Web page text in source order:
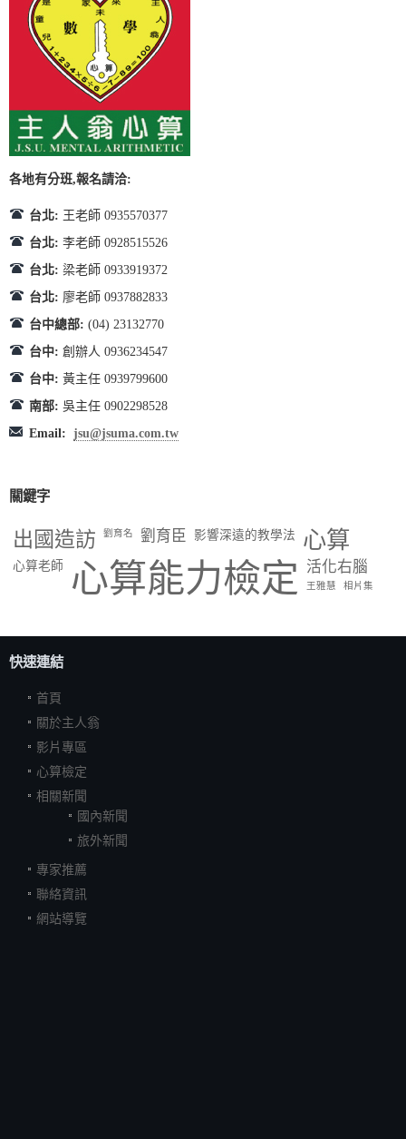
各地有分班,報名請洽:
台北: 王老師 0935570377
台北: 李老師 0928515526
台北: 梁老師 0933919372
台北: 廖老師 0937882833
台中總部: (04) 23132770
台中: 創辦人 0936234547
台中: 黃主任 0939799600
南部: 吳主任 0902298528
Email: jsu@jsuma.com.tw
關鍵字
出國造訪 劉育名 劉育臣 影響深遠的教學法 心算
心算老師 心算能力檢定 活化右腦
王雅慧 相片集
快速連結
首頁
關於主人翁
影片專區
心算檢定
相關新聞
國內新聞
旅外新聞
專家推薦
聯絡資訊
網站導覽